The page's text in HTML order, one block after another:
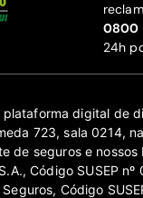
‍0800
24h
digital de
723, sala 0214,
de seguros e
Código SUSEP nº
Código